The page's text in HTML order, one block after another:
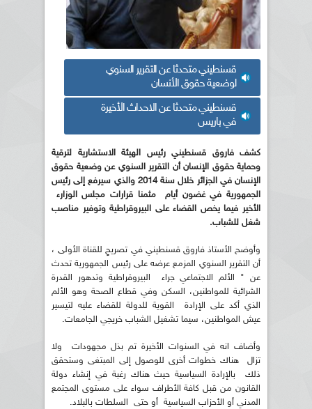
قسنطيني متحدثا عن التقرير السنوي
لوضعية حقوق الأنسان
قسنطيني متحدثا عن الاحداث الأخيرة
في باريس
كشف فاروق قسنطيني رئيس الهيئة الاستشارية لترقية
وحماية حقوق الإنسان أن التقرير السنوي عن وضعية حقوق
الإنسان في الجزائر خلال سنة 2014 والذي سيرفع إلى رئيس
الجمهورية في غضون أيام مثمنا قرارات مجلس الوزارء
الأخير فيما يخص القضاء على البيروقراطية وتوفير مناصب
شغل للشباب.
وأوضح الأستاذ فاروق قسنطيني في تصريحٍ للقناة الأولى ،
أن التقرير السنوي المزمع عرضه على رئيس الجمهورية تحدث
عن " الألم الاجتماعي جراء البيروقراطية وتدهور القدرة
الشرائية للمواطنين، السكن وفي قطاع الصحة وهو الألم
الذي أكد على الإرادة القوية للدولة للقضاء عليه لتيسير
عيش المواطنين، سيما تشغيل الشباب خريجي الجامعات.
وأضاف انه في السنوات الأخيرة تم بذل مجهودات ولا
تزال هناك خطوات أخرى للوصول إلى المبتغى وستحقق
ذلك بالإرادة السياسية حيث هناك رغبة في إنشاء دولة
القانون من قبل كافة الأطراف سواء على مستوى المجتمع
المدني أو الأحزاب السياسية أو حتى السلطات بالبلاد.